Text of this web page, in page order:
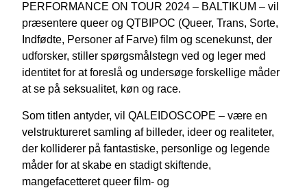
PERFORMANCE ON TOUR 2024 – BALTIKUM – vil
præsentere queer og QTBIPOC (Queer, Trans, Sorte,
Indfødte, Personer af Farve) film og scenekunst, der
udforsker, stiller spørgsmålstegn ved og leger med
identitet for at foreslå og undersøge forskellige måder
at se på seksualitet, køn og race.
Som titlen antyder, vil QALEIDOSCOPE – være en
velstruktureret samling af billeder, ideer og realiteter,
der kolliderer på fantastiske, personlige og legende
måder for at skabe en stadigt skiftende,
mangefacetteret queer film- og